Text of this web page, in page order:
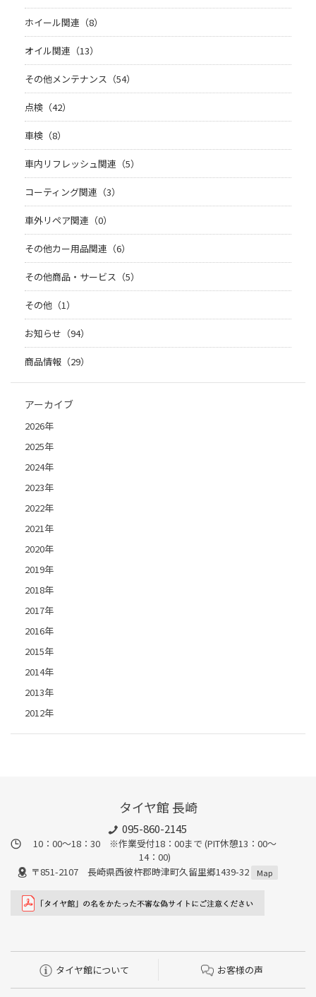
ホイール関連（8）
オイル関連（13）
その他メンテナンス（54）
点検（42）
車検（8）
車内リフレッシュ関連（5）
コーティング関連（3）
車外リペア関連（0）
その他カー用品関連（6）
その他商品・サービス（5）
その他（1）
お知らせ（94）
商品情報（29）
アーカイブ
2026年
2025年
2024年
2023年
2022年
2021年
2020年
2019年
2018年
2017年
2016年
2015年
2014年
2013年
2012年
タイヤ館 長崎
095-860-2145
10：00～18：30 ※作業受付18：00まで (PIT休憩13：00～
14：00)
〒851-2107 長崎県西彼杵郡時津町久留里郷1439-32
Map
タイヤ館について お客様の声